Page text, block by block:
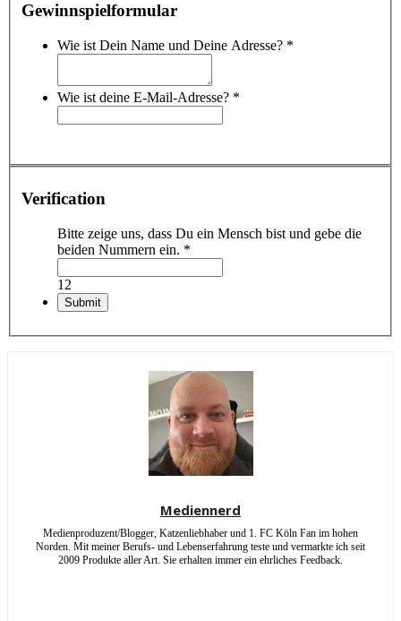
Gewinnspielformular
Wie ist Dein Name und Deine Adresse? *
Wie ist deine E-Mail-Adresse? *
Verification
Bitte zeige uns, dass Du ein Mensch bist und gebe die
beiden Nummern ein. *
12
Mediennerd
Medienproduzent/Blogger, Katzenliebhaber und 1. FC Köln Fan im hohen
Norden. Mit meiner Berufs- und Lebenserfahrung teste und vermarkte ich seit
2009 Produkte aller Art. Sie erhalten immer ein ehrliches Feedback.